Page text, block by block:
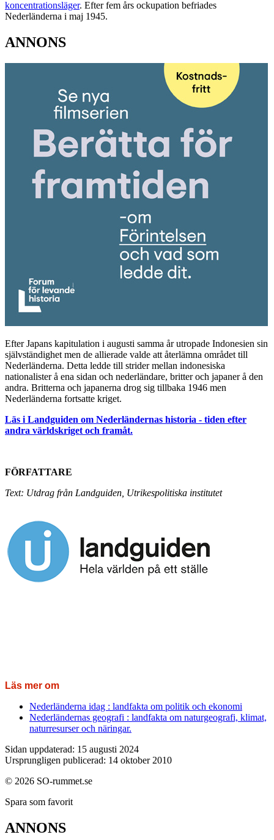
koncentrationsläger. Efter fem års ockupation befriades
Nederländerna i maj 1945.
ANNONS
Efter Japans kapitulation i augusti samma år utropade Indonesien sin
självständighet men de allierade valde att återlämna området till
Nederländerna. Detta ledde till strider mellan indonesiska
nationalister å ena sidan och nederländare, britter och japaner å den
andra. Britterna och japanerna drog sig tillbaka 1946 men
Nederländerna fortsatte kriget.
Läs i Landguiden om Nederländernas historia - tiden efter
andra världskriget och framåt.
FÖRFATTARE
Text: Utdrag från Landguiden, Utrikespolitiska institutet
Läs mer om
Nederländerna idag : landfakta om politik och ekonomi
Nederländernas geografi : landfakta om naturgeografi, klimat,
naturresurser och näringar.
Sidan uppdaterad: 15 augusti 2024
Ursprungligen publicerad: 14 oktober 2010
© 2026 SO-rummet.se
Spara som favorit
ANNONS